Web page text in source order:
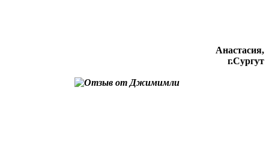
Анастасия,
г.Сургут